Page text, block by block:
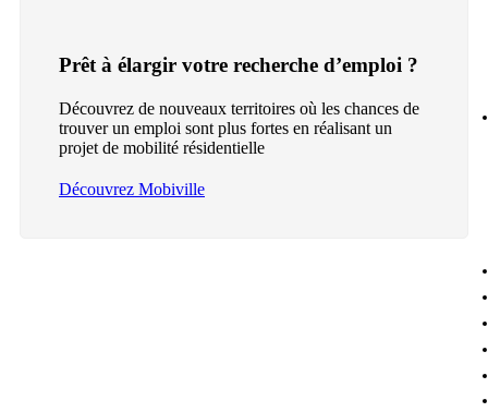
Prêt à élargir votre recherche d’emploi ?
Découvrez de nouveaux territoires où les chances de
trouver un emploi sont plus fortes en réalisant un
projet de mobilité résidentielle
Découvrez Mobiville